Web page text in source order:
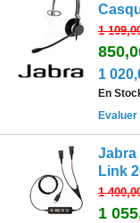
1
1
En
Jabra
Link
1
1